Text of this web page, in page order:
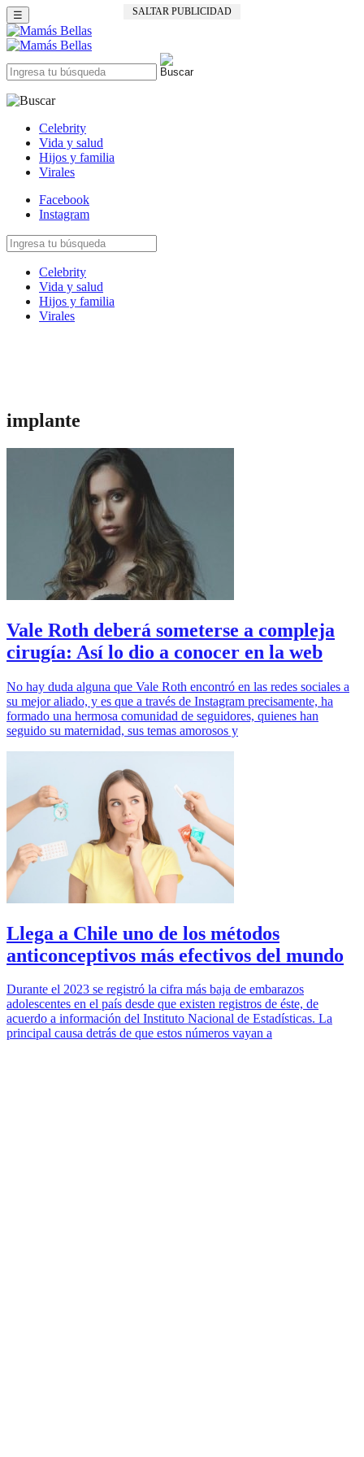
SALTAR PUBLICIDAD
☰
Celebrity
Vida y salud
Hijos y familia
Virales
Facebook
Instagram
Celebrity
Vida y salud
Hijos y familia
Virales
implante
Vale Roth deberá someterse a compleja
cirugía: Así lo dio a conocer en la web
No hay duda alguna que Vale Roth encontró en las redes sociales a
su mejor aliado, y es que a través de Instagram precisamente, ha
formado una hermosa comunidad de seguidores, quienes han
seguido su maternidad, sus temas amorosos y
Llega a Chile uno de los métodos
anticonceptivos más efectivos del mundo
Durante el 2023 se registró la cifra más baja de embarazos
adolescentes en el país desde que existen registros de éste, de
acuerdo a información del Instituto Nacional de Estadísticas. La
principal causa detrás de que estos números vayan a